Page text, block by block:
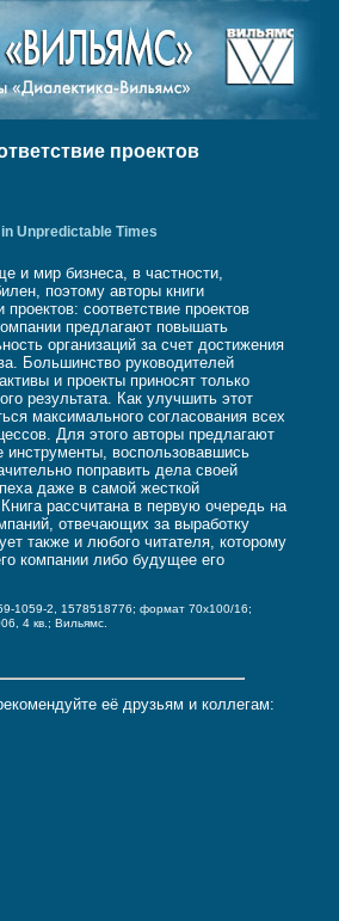
проектов
Unpredictable Times
и мир бизнеса, в частности,
поэтому авторы книги
соответствие проектов
предлагают повышать
организаций за счет достижения
Большинство руководителей
и проекты приносят только
результата. Как улучшить этот
максимального согласования всех
Для этого авторы предлагают
воспользовавшись
поправить дела своей
даже в самой жесткой
рассчитана в первую очередь на
отвечающих за выработку
также и любого читателя, которому
компании либо будущее его
1059-2, 1578518776;формат 70x100/16;
4 кв.; Вильямс.
её друзьям и коллегам: